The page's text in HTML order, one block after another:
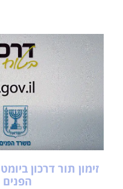
זימון תור דרכון
הפנים